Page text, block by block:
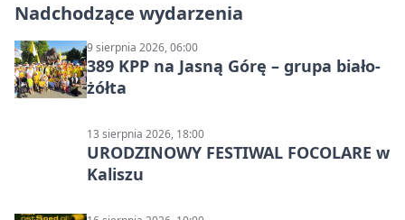
Nadchodzące wydarzenia
9 sierpnia 2026, 06:00
389 KPP na Jasną Górę – grupa biało-
żółta
13 sierpnia 2026, 18:00
URODZINOWY FESTIWAL FOCOLARE w
Kaliszu